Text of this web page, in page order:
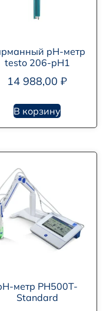
pH-метр
testo 206-pH1
14 988,00 ₽
В корзину
метр PH500T-
Standard